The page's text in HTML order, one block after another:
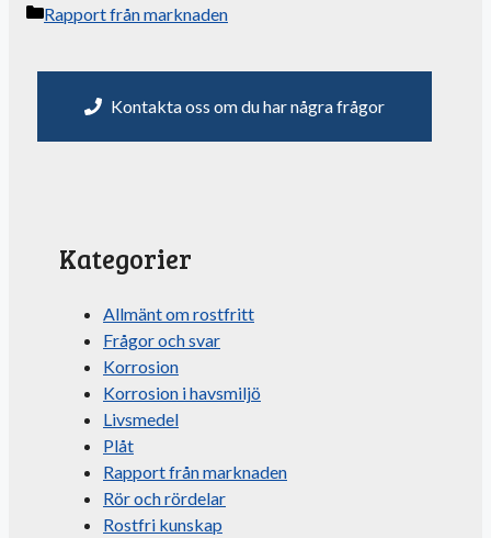
Kategorier
Rapport från marknaden
Kontakta oss om du har några frågor
Kategorier
Allmänt om rostfritt
Frågor och svar
Korrosion
Korrosion i havsmiljö
Livsmedel
Plåt
Rapport från marknaden
Rör och rördelar
Rostfri kunskap